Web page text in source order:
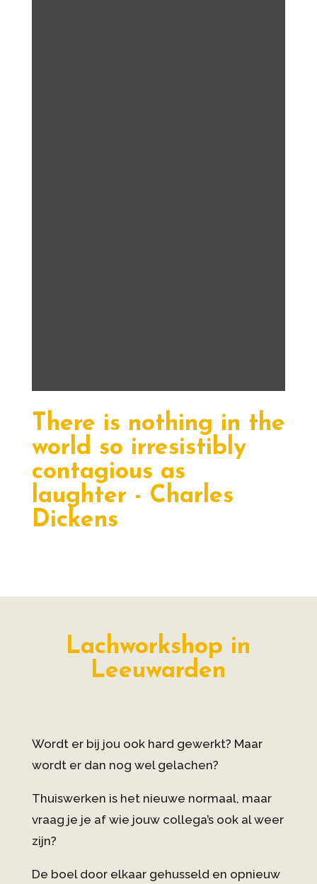
There is nothing in the
world so irresistibly
contagious as
laughter - Charles
Dickens
Lachworkshop in
Leeuwarden
Wordt er bij jou ook hard gewerkt? Maar
wordt er dan nog wel gelachen?
Thuiswerken is het nieuwe normaal, maar
vraag je je af wie jouw collega’s ook al weer
zijn?
De boel door elkaar gehusseld en opnieuw